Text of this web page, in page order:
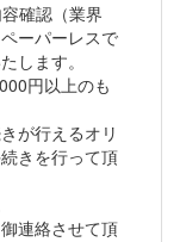
確認（業界
ーパーレスで
します。
円以上のも
が行えるオリ
きを行って頂
連絡させて頂